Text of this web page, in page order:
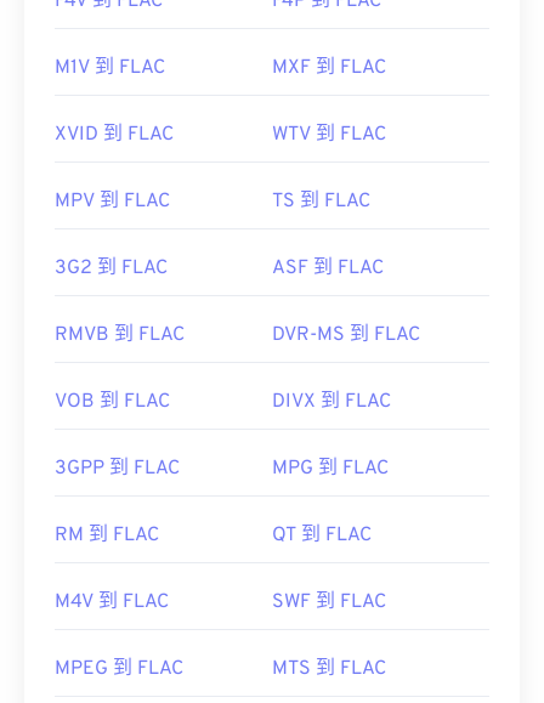
M1V 到 FLAC MXF 到 FLAC
XVID 到 FLAC WTV 到 FLAC
MPV 到 FLAC TS 到 FLAC
3G2 到 FLAC ASF 到 FLAC
RMVB 到 FLAC DVR-MS 到 FLAC
VOB 到 FLAC DIVX 到 FLAC
3GPP 到 FLAC MPG 到 FLAC
RM 到 FLAC QT 到 FLAC
M4V 到 FLAC SWF 到 FLAC
MPEG 到 FLAC MTS 到 FLAC